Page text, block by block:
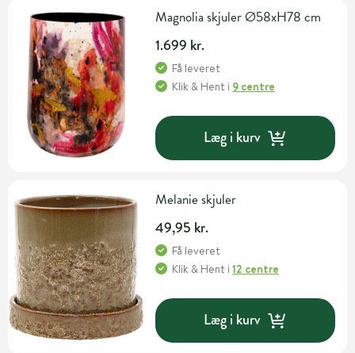
Magnolia skjuler Ø58xH78 cm
1.699 kr.
Få leveret
Klik & Hent i 9 centre
Læg i kurv
Melanie skjuler
49,95 kr.
Få leveret
Klik & Hent i12 centre
Læg i kurv